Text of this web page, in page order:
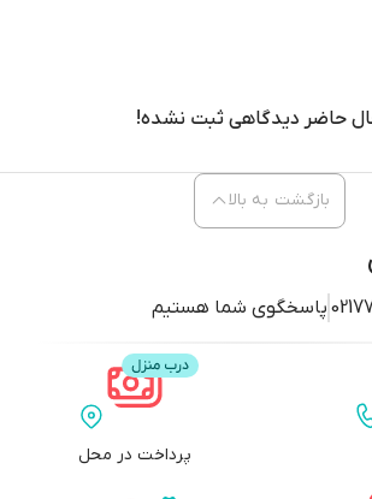
حاضر دیدگاهی ثبت نشده!
پاسخگوی شما هستیم
بازگشت به بالا
پرداخت در محل